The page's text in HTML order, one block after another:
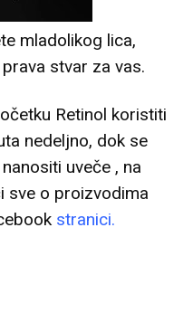
mladolikog lica,
stvar za vas.
Retinol koristiti
nedeljno, dok se
uveče , na
o proizvodima
stranici.